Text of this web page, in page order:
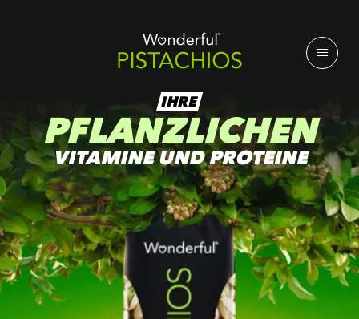
IHRE
PFLANZLICHEN
VITAMINE UND PROTEINE